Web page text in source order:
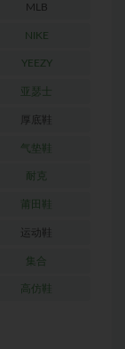
MLB
NIKE
YEEZY
亚瑟士
厚底鞋
气垫鞋
耐克
莆田鞋
运动鞋
集合
高仿鞋